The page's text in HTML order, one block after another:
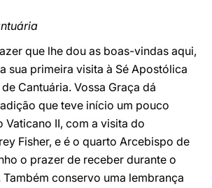
que lhe dou as boas-vindas aqui,
sua primeira visita à Sé Apostólica
Cantuária. Vossa Graça dá
que teve início um pouco
Vaticano II, com a visita do
Fisher, e é o quarto Arcebispo de
o prazer de receber durante o
conservo uma lembrança